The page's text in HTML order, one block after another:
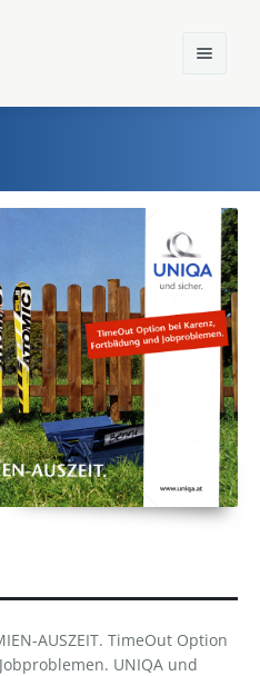
AUSZEIT. TimeOut Option
UNIQA und